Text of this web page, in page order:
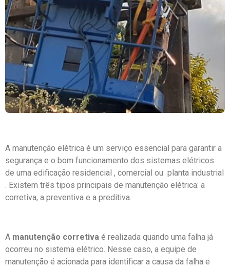
A manutenção elétrica é um serviço essencial para garantir a
segurança e o bom funcionamento dos sistemas elétricos
de uma edificação residencial , comercial ou planta industrial
. Existem três tipos principais de manutenção elétrica: a
corretiva, a preventiva e a preditiva.
A manutenção corretiva é realizada quando uma falha já
ocorreu no sistema elétrico. Nesse caso, a equipe de
manutenção é acionada para identificar a causa da falha e